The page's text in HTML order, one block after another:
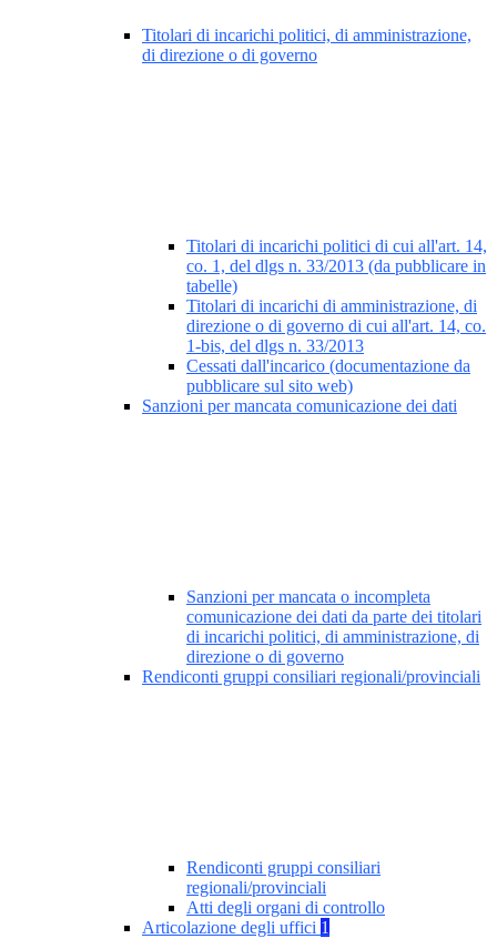
Titolari di incarichi politici, di amministrazione,
di direzione o di governo
Titolari di incarichi politici di cui all'art. 14,
co. 1, del dlgs n. 33/2013 (da pubblicare in
tabelle)
Titolari di incarichi di amministrazione, di
direzione o di governo di cui all'art. 14, co.
1-bis, del dlgs n. 33/2013
Cessati dall'incarico (documentazione da
pubblicare sul sito web)
Sanzioni per mancata comunicazione dei dati
Sanzioni per mancata o incompleta
comunicazione dei dati da parte dei titolari
di incarichi politici, di amministrazione, di
direzione o di governo
Rendiconti gruppi consiliari regionali/provinciali
Rendiconti gruppi consiliari
regionali/provinciali
Atti degli organi di controllo
Articolazione degli uffici 1